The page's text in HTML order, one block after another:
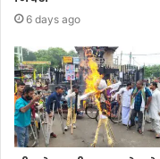
6 days ago